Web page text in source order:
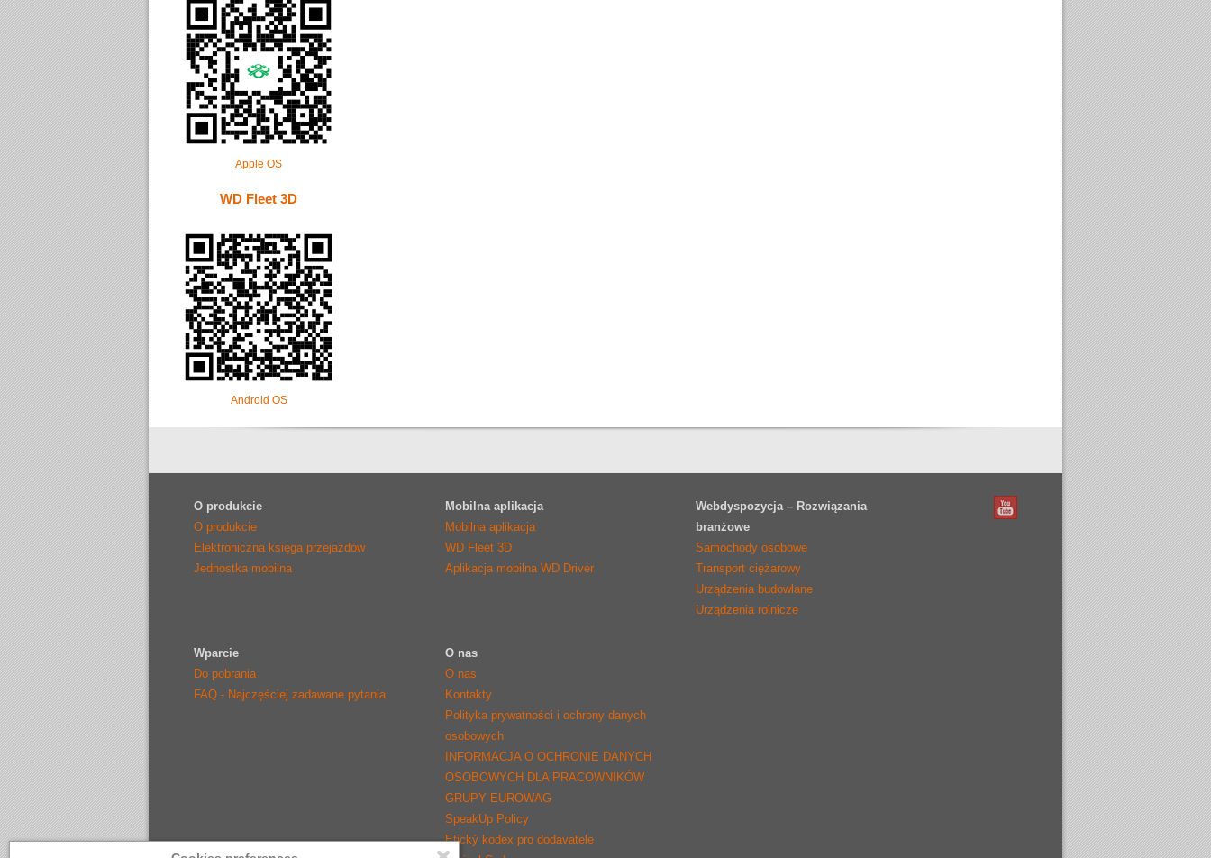
Apple OS
WD Fleet 3D
Android OS
O produkcie
O produkcie
Elektroniczna księga przejazdów
Jednostka mobilna
Mobilna aplikacja
Mobilna aplikacja
WD Fleet 3D
Aplikacja mobilna WD Driver
Webdyspozycja – Rozwiązania
branżowe
Samochody osobowe
Transport ciężarowy
Urządzenia budowlane
Urządzenia rolnicze
Wparcie
Do pobrania
FAQ - Najczęściej zadawane pytania
O nas
O nas
Kontakty
Polityka prywatności i ochrony danych
osobowych
INFORMACJA O OCHRONIE DANYCH
OSOBOWYCH DLA PRACOWNIKÓW
GRUPY EUROWAG
SpeakUp Policy
Etický kodex pro dodavatele